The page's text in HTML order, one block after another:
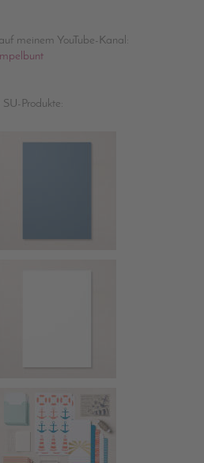
meinem YouTube-Kanal:
SU-Produkte: